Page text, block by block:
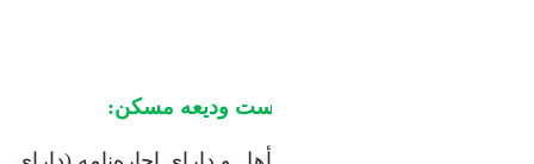
نكات مهم براي درخواست وديعه مسكن: